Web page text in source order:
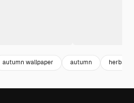
autumn wallpaper autumn herbst